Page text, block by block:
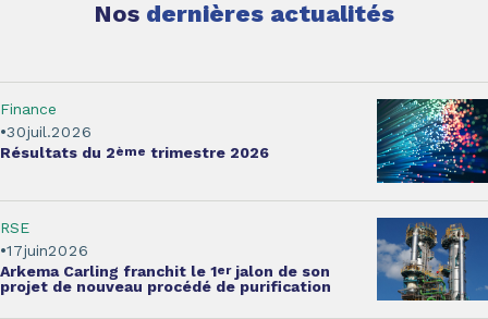
Nos dernières actualités
juil.
30 2026
Finance
Résultats du 2ème trimestre 2026
juin
17 2026
RSE
Arkema Carling franchit le 1erjalon de son
projet de nouveau procédé de purification